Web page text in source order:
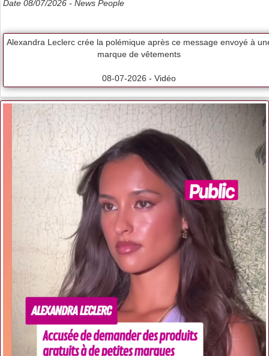
Date 08/07/2026 - News People
Alexandra Leclerc crée la polémique après ce message envoyé à
marque de vêtements
08-07-2026 - Vidéo